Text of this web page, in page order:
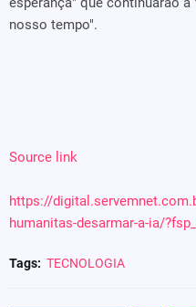
nosso tempo".
Source link
https://
humanitas-desarmar-a-ia/
Tags: TECNOLOGIA